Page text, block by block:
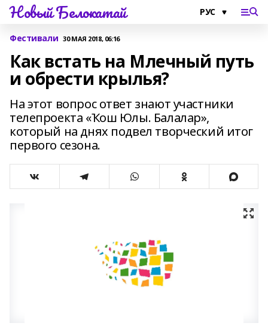
Новый Белокатай
Фестивали 30 МАЯ 2018, 06:16
Как встать на Млечный путь
и обрести крылья?
На этот вопрос ответ знают участники
телепроекта «Ҡош Юлы. Балалар»,
который на днях подвел творческий итог
первого сезона.